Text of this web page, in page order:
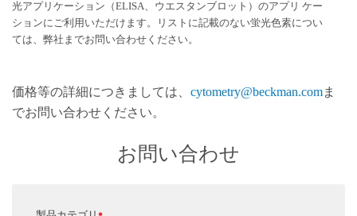
光アプリケーション（ELISA、ウエスタンブロット）のアプリ ケー
ションにご利用いただけます。リストに記載のない蛍光色素につい
ては、弊社までお問い合わせください。
価格等の詳細につきましては、 cytometry@beckman.comま
でお問い合わせください。
お問い合わせ